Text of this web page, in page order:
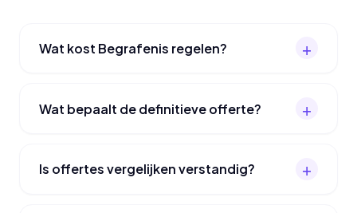
Wat kost Begrafenis regelen?
Wat bepaalt de definitieve offerte?
Is offertes vergelijken verstandig?